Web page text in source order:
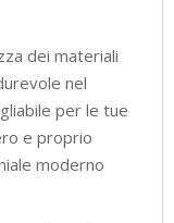
dei materiali
nel
per le tue
e proprio
moderno